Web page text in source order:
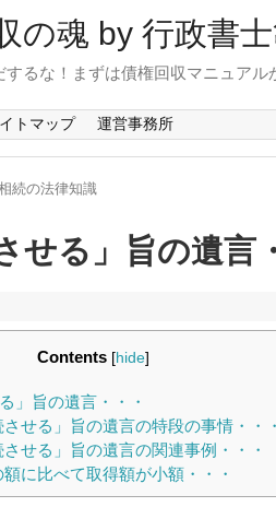
の魂 by 行政書
るな！まずは債権回収マニュアル
トマップ 運営事務所
続の法律知識
せる」旨の遺言
Contents [hide]
」旨の遺言・・・
させる」旨の遺言の特段の事情・・・
せる」旨の遺言の関連事例・・・
に比べて取得額が小額・・・